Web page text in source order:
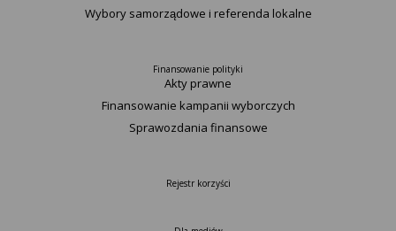
Wybory samorządowe i referenda lokalne
Finansowanie polityki
Akty prawne
Finansowanie kampanii wyborczych
Sprawozdania finansowe
Rejestr korzyści